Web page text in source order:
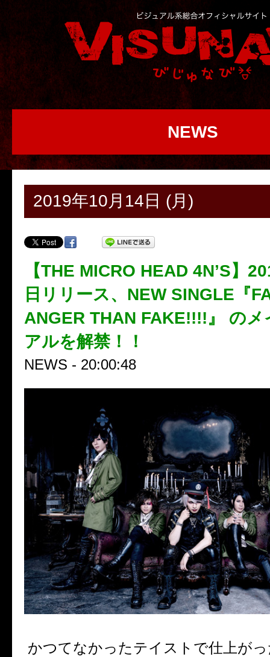
NEWS
2019年10月14日 (月)
【THE MICRO HEAD 4N’S】
日リリース、NEW SINGLE『
ANGER THAN FAKE!!!!』 のメ
アルを解禁！！
NEWS - 20:00:48
かつてなかったテイストで仕上が